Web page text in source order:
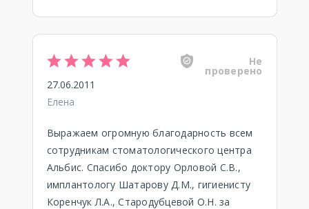
Не
проверено
27.06.2011
Елена
Выражаем огромную благодарность всем
сотрудникам стоматологического центра
Альбис. Спасибо доктору Орловой С.В.,
имплантологу Шатарову Д.М., гигиенисту
Коренчук Л.А., Стародубцевой О.Н. за